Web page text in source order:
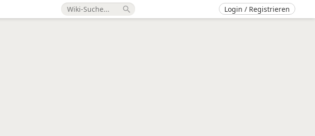
search Login / Registrieren